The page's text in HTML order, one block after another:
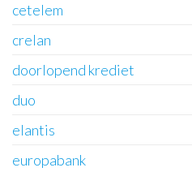
cetelem
crelan
doorlopend krediet
duo
elantis
europabank